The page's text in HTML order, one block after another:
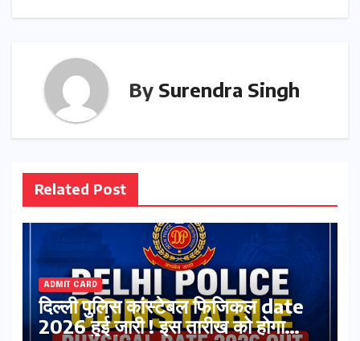
By Surendra Singh
Related Post
ADMIT CARD
दिल्ली पुलिस कांस्टेबल फिजिकल date
2026 हुई जारी ! इस तारीख को होगा